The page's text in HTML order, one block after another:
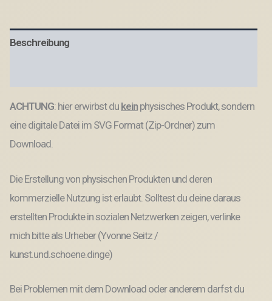
Halter
oder
Laserdatei
Beschreibung
ACHTUNG: hier erwirbst du kein physisches Produkt, sondern
eine digitale Datei im SVG Format (Zip-Ordner) zum
Download.
Die Erstellung von physischen Produkten und deren
kommerzielle Nutzung ist erlaubt. Solltest du deine daraus
erstellten Produkte in sozialen Netzwerken zeigen, verlinke
mich bitte als Urheber (Yvonne Seitz /
kunst.und.schoene.dinge)
Bei Problemen mit dem Download oder anderem darfst du